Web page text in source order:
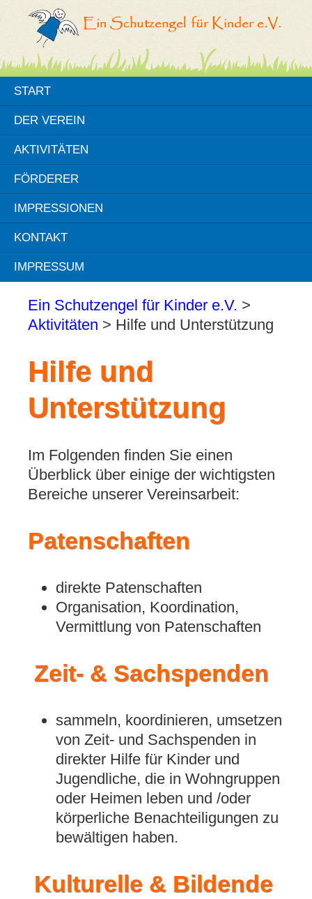
START
DER VEREIN
AKTIVITÄTEN
FÖRDERER
IMPRESSIONEN
KONTAKT
IMPRESSUM
Ein Schutzengel für Kinder e.V. >
Aktivitäten > Hilfe und Unterstützung
Hilfe und
Unterstützung
Im Folgenden finden Sie einen
Überblick über einige der wichtigsten
Bereiche unserer Vereinsarbeit:
Patenschaften
direkte Patenschaften
Organisation, Koordination,
Vermittlung von Patenschaften
Zeit- & Sachspenden
sammeln, koordinieren, umsetzen
von Zeit- und Sachspenden in
direkter Hilfe für Kinder und
Jugendliche, die in Wohngruppen
oder Heimen leben und /oder
körperliche Benachteiligungen zu
bewältigen haben.
Kulturelle & Bildende